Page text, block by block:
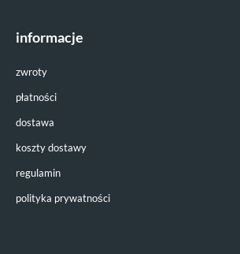
informacje
zwroty
płatności
dostawa
koszty dostawy
regulamin
polityka prywatności